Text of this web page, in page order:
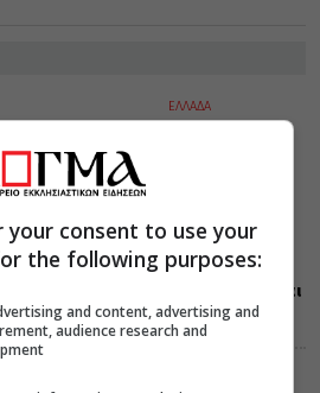
ΕΛΛΑΔΑ
ΜΗΤΡΟΠΟΛΕΙΣ
Παναγία μας
δείχνει τον
δρόμο της
ταπείνωσης και
της σιωπής»
consent to use your
the following purposes:
and content, advertising and
audience research and